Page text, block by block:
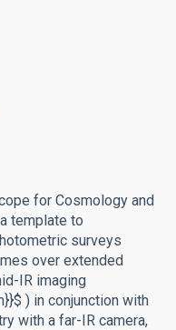
for Cosmology and
template to
surveys
over extended
IR imaging
) in conjunction with
with a far-IR camera,